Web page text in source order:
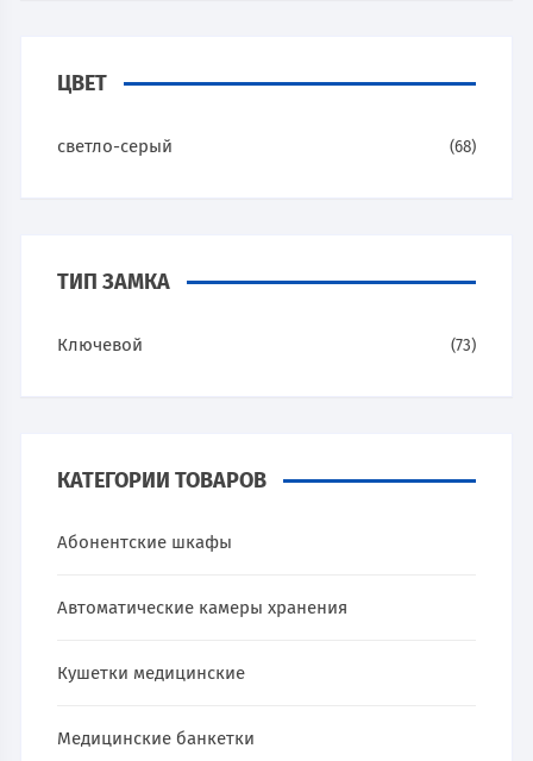
ЦВЕТ
светло-серый (68)
ТИП ЗАМКА
Ключевой (73)
КАТЕГОРИИ ТОВАРОВ
Абонентские шкафы
Автоматические камеры хранения
Кушетки медицинские
Медицинские банкетки